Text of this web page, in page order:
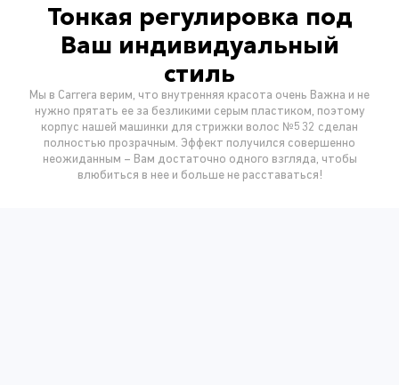
Тонкая регулировка под
Ваш индивидуальный
стиль
Мы в Carrera верим, что внутренняя красота очень Важна и не
нужно прятать ее за безликими серым пластиком, поэтому
корпус нашей машинки для стрижки волос №532 сделан
полностью прозрачным. Эффект получился совершенно
неожиданным – Вам достаточно одного взгляда, чтобы
влюбиться в нее и больше не расставаться!